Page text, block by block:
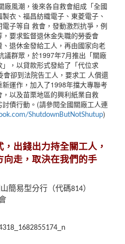
廠風潮，後來各自救會組成「全國
衣、福昌紡織電子、東菱電子、
子等自 救會，發動激烈抗爭，例
要求監督退休金失職的勞委會
、退休金發給工人，再由國家向老
議群眾，於1997年7月推出「關廠
，以貸款形式發給了「代位求
卻到法院告工人，要求工 人償還
新運作，加入了1998年擋大專聯考
以及苗栗地區的興利紙業自救
債行動。(請參閱全國關廠工人連
ShutdownButNotShutup)
出錢出力持全關工人，
走，取決在我們的手
簡易型分行（代碼814）